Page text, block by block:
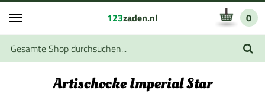
123zaden.nl 0
Artischocke Imperial Star